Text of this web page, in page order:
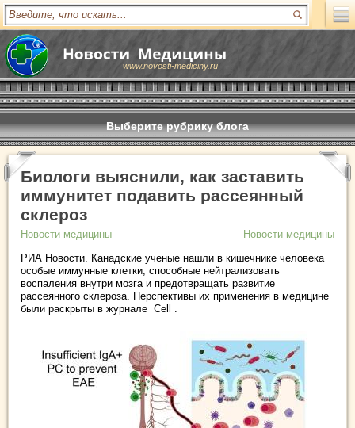
www.novosti-mediciny.ru
Выберите рубрику блога
Биологи выяснили, как заставить
иммунитет подавить рассеянный
склероз
Новости медицины
Новости медицины
РИА Новости. Канадские ученые нашли в кишечнике человека
особые иммунные клетки, способные нейтрализовать
воспаления внутри мозга и предотвращать развитие
рассеянного склероза. Перспективы их применения в медицине
были раскрыты в журнале Cell .